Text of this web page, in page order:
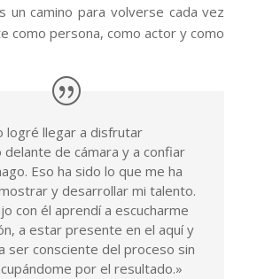
un camino para volverse cada vez
como persona, como actor y como
logré llegar a disfrutar
de cámara y a confiar
Eso ha sido lo que me ha
y desarrollar mi talento.
con él aprendí a escucharme
a estar presente en el aquí y
ser consciente del proceso sin
por el resultado.»